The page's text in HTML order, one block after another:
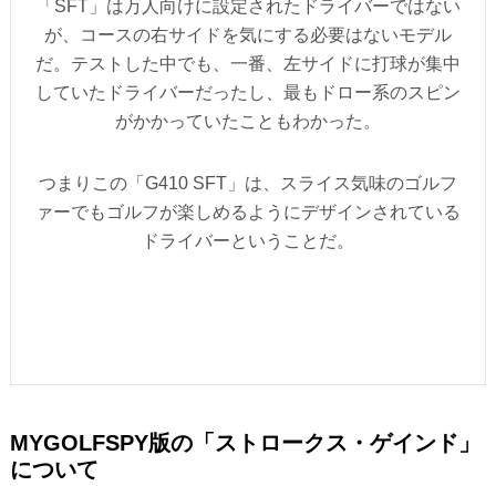
「SFT」は万人向けに設定されたドライバーではない
が、コースの右サイドを気にする必要はないモデル
だ。テストした中でも、一番、左サイドに打球が集中
していたドライバーだったし、最もドロー系のスピン
がかかっていたこともわかった。
つまりこの「G410 SFT」は、スライス気味のゴルフ
ァーでもゴルフが楽しめるようにデザインされている
ドライバーということだ。
MYGOLFSPY版の「ストロークス・ゲインド」
について